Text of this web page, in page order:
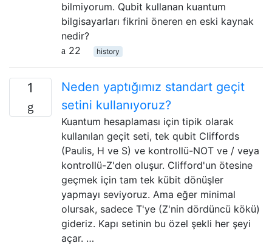
bilmiyorum. Qubit kullanan kuantum
bilgisayarları fikrini öneren en eski kaynak
nedir?
22
history
1
Neden yaptığımız standart geçit
setini kullanıyoruz?
Kuantum hesaplaması için tipik olarak
kullanılan geçit seti, tek qubit Cliffords
(Paulis, H ve S) ve kontrollü-NOT ve / veya
kontrollü-Z'den oluşur. Clifford'un ötesine
geçmek için tam tek kübit dönüşler
yapmayı seviyoruz. Ama eğer minimal
olursak, sadece T'ye (Z'nin dördüncü kökü)
gideriz. Kapı setinin bu özel şekli her şeyi
açar. …